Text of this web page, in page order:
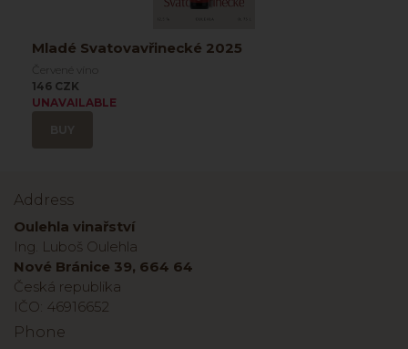
Mladé Svatovavřinecké 2025
Červené víno
146 CZK
UNAVAILABLE
Address
Oulehla vinařství
Ing. Luboš Oulehla
Nové Bránice 39, 664 64
Česká republika
IČO: 46916652
Phone